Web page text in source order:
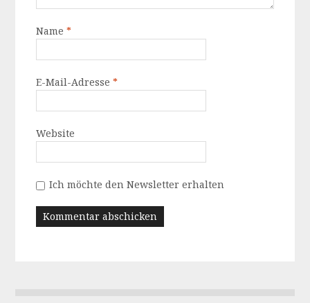
Name*
E-Mail-Adresse*
Website
Ich möchte den Newsletter erhalten